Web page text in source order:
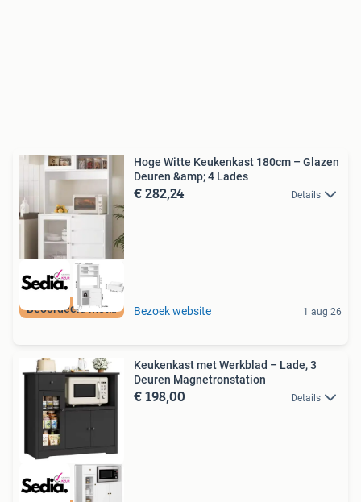
Hoge Witte Keukenkast 180cm – Glazen
Deuren &amp; 4 Lades
€ 282,24 Details
Bezoek website 1 aug 26
Keukenkast met Werkblad – Lade, 3
Deuren Magnetronstation
€ 198,00 Details